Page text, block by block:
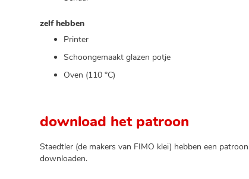
zelf hebben
Printer
Schoongemaakt glazen potje
Oven (110 °C)
download het patroon
Staedtler (de makers van FIMO klei) hebben een
downloaden.